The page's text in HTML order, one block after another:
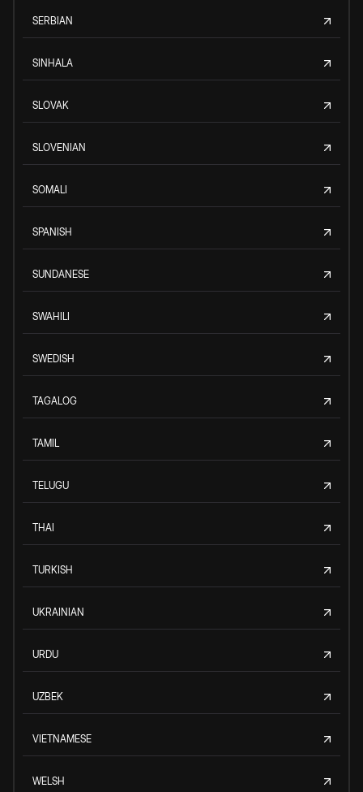
SERBIAN
SINHALA
SLOVAK
SLOVENIAN
SOMALI
SPANISH
SUNDANESE
SWAHILI
SWEDISH
TAGALOG
TAMIL
TELUGU
THAI
TURKISH
UKRAINIAN
URDU
UZBEK
VIETNAMESE
WELSH